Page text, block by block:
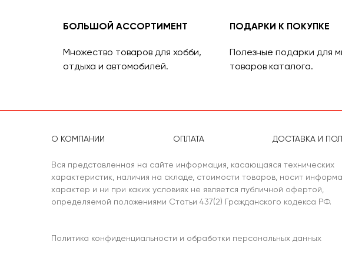
БОЛЬШОЙ АССОРТИМЕНТ
Множество товаров для хобби,
отдыха и автомобилей.
ПОДАРКИ К ПОКУПКЕ
Полезные подарки для
товаров каталога.
О КОМПАНИИ ОПЛАТА ДОСТАВКА И
Вся представленная на сайте информация, касающаяся технических
характеристик, наличия на складе, стоимости товаров, носит
характер и ни при каких условиях не является публичной офертой,
определяемой положениями Статьи 437(2) Гражданского кодекса РФ.
Политика конфиденциальности и обработки персональных данных